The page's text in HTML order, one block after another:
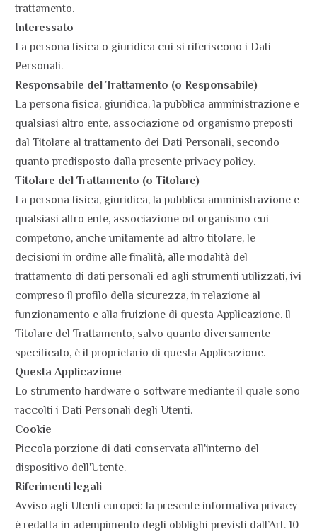
trattamento.
Interessato
La persona fisica o giuridica cui si riferiscono i Dati
Personali.
Responsabile del Trattamento (o Responsabile)
La persona fisica, giuridica, la pubblica amministrazione e
qualsiasi altro ente, associazione od organismo preposti
dal Titolare al trattamento dei Dati Personali, secondo
quanto predisposto dalla presente privacy policy.
Titolare del Trattamento (o Titolare)
La persona fisica, giuridica, la pubblica amministrazione e
qualsiasi altro ente, associazione od organismo cui
competono, anche unitamente ad altro titolare, le
decisioni in ordine alle finalità, alle modalità del
trattamento di dati personali ed agli strumenti utilizzati, ivi
compreso il profilo della sicurezza, in relazione al
funzionamento e alla fruizione di questa Applicazione. Il
Titolare del Trattamento, salvo quanto diversamente
specificato, è il proprietario di questa Applicazione.
Questa Applicazione
Lo strumento hardware o software mediante il quale sono
raccolti i Dati Personali degli Utenti.
Cookie
Piccola porzione di dati conservata all'interno del
dispositivo dell'Utente.
Riferimenti legali
Avviso agli Utenti europei: la presente informativa privacy
è redatta in adempimento degli obblighi previsti dall’Art. 10